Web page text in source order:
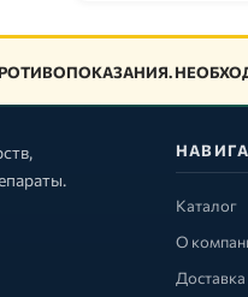
Каталог
О
Доставка